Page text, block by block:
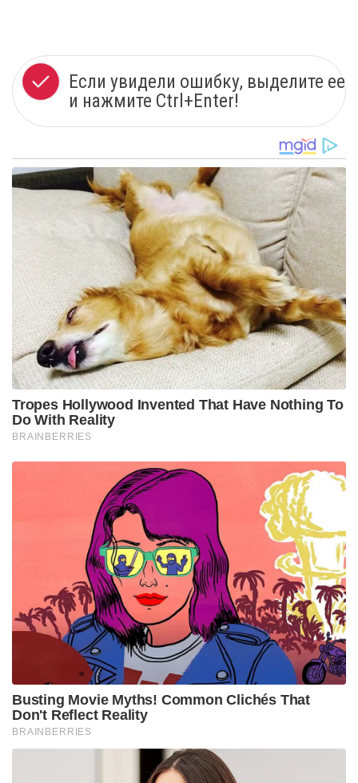
Если увидели ошибку, выделите ее
и нажмите Ctrl+Enter!
Tropes Hollywood Invented That Have Nothing To
Do With Reality
BRAINBERRIES
Busting Movie Myths! Common Clichés That
Don't Reflect Reality
BRAINBERRIES